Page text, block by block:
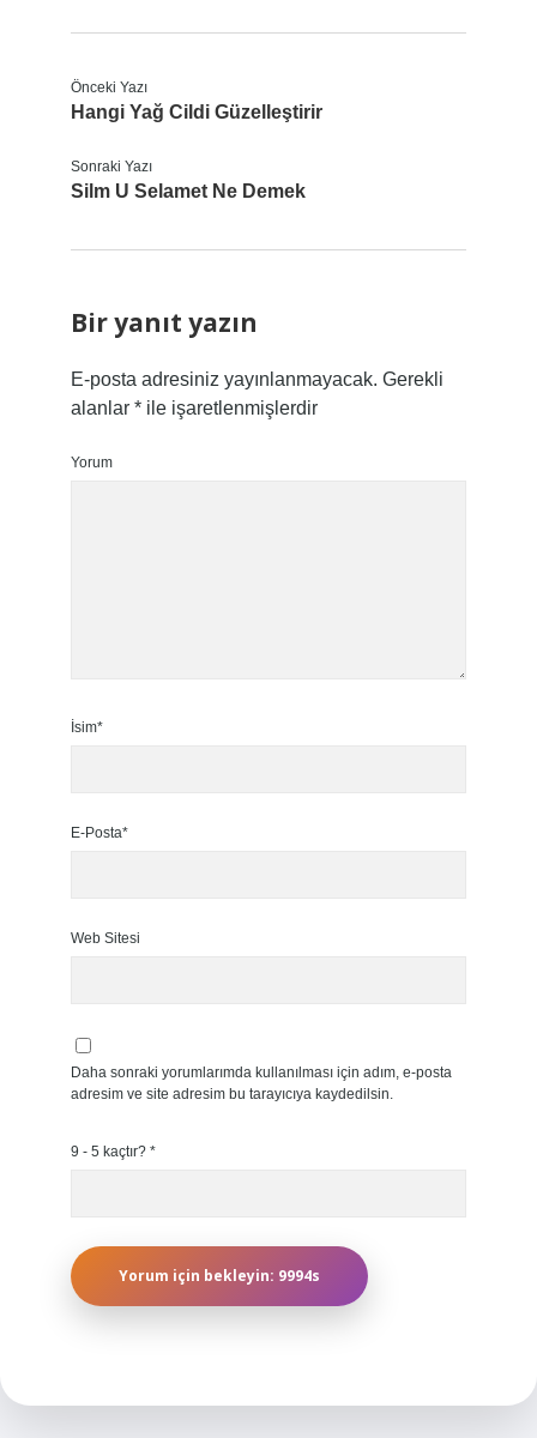
Önceki Yazı
Hangi Yağ Cildi Güzelleştirir
Sonraki Yazı
Silm U Selamet Ne Demek
Bir yanıt yazın
E-posta adresiniz yayınlanmayacak. Gerekli
alanlar *ile işaretlenmişlerdir
Yorum
İsim*
E-Posta*
Web Sitesi
Daha sonraki yorumlarımda kullanılması için adım, e-posta
adresim ve site adresim bu tarayıcıya kaydedilsin.
9 - 5 kaçtır? *